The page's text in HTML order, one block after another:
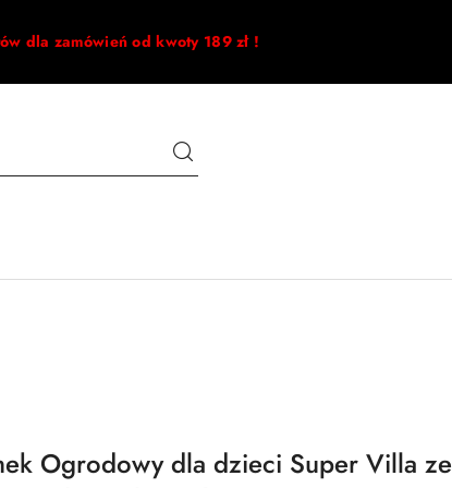
dla zamówień od kwoty 189 zł !
Ogrodowy dla dzieci Super Villa ze